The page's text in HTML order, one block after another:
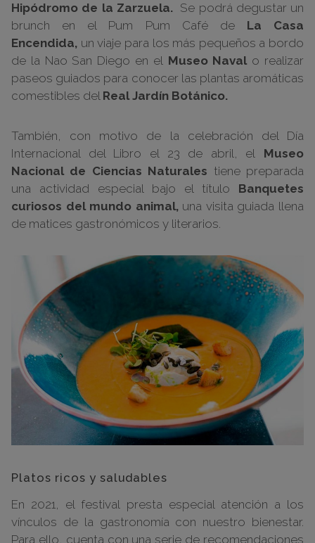
Hipódromo de la Zarzuela. Se podrá degustar un
brunch en el Pum Pum Café de La Casa
Encendida, un viaje para los más pequeños a bordo
de la Nao San Diego en el Museo Navalo realizar
paseos guiados para conocer las plantas aromáticas
comestibles del Real Jardín Botánico.
También, con motivo de la celebración del Día
Internacional del Libro el 23 de abril, el Museo
Nacional de Ciencias Naturales tiene preparada
una actividad especial bajo el título Banquetes
curiosos del mundo animal,una visita guiada llena
de matices gastronómicos y literarios.
Platos ricos y saludables
En 2021, el festival presta especial atención a los
vínculos de la gastronomía con nuestro bienestar.
Para ello, cuenta con una serie de recomendaciones